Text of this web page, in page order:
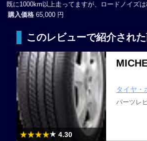
既に1000km以上走ってますが、ロードノイズ
購入価格 65,000 円
このレビューで紹介され
4.30
タイヤ・
パーツレ